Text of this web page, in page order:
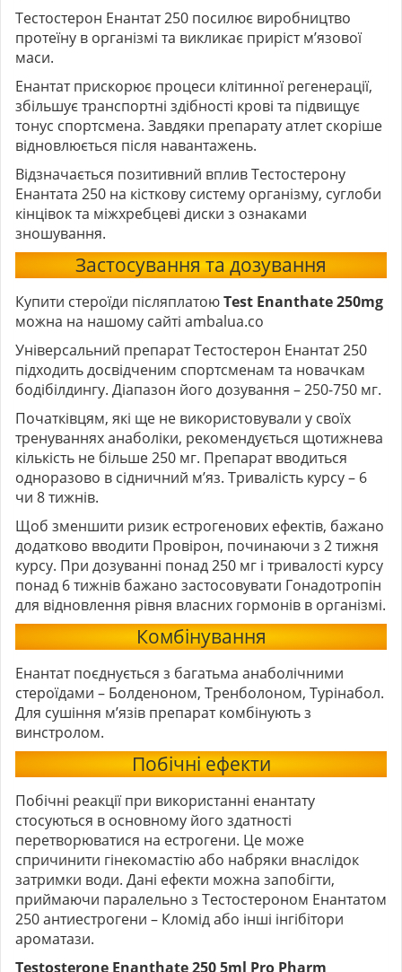
Тестостерон Енантат 250 посилює виробництво
протеїну в організмі та викликає приріст м’язової
маси.
Енантат прискорює процеси клітинної регенерації,
збільшує транспортні здібності крові та підвищує
тонус спортсмена. Завдяки препарату атлет скоріше
відновлюється після навантажень.
Відзначається позитивний вплив Тестостерону
Енантата 250 на кісткову систему організму, суглоби
кінцівок та міжхребцеві диски з ознаками
зношування.
Застосування та дозування
Купити стероїди післяплатоюTest Enanthate 250mg
можна на нашому сайті ambalua.co
Універсальний препарат Тестостерон Енантат 250
підходить досвідченим спортсменам та новачкам
бодібілдингу. Діапазон його дозування – 250-750 мг.
Початківцям, які ще не використовували у своїх
тренуваннях анаболіки, рекомендується щотижнева
кількість не більше 250 мг. Препарат вводиться
одноразово в сідничний м’яз. Тривалість курсу – 6
чи 8 тижнів.
Щоб зменшити ризик естрогенових ефектів, бажано
додатково вводити Провірон, починаючи з 2 тижня
курсу. При дозуванні понад 250 мг і тривалості курсу
понад 6 тижнів бажано застосовувати Гонадотропін
для відновлення рівня власних гормонів в організмі.
Комбінування
Енантат поєднується з багатьма анаболічними
стероїдами – Болденоном, Тренболоном, Турінабол.
Для сушіння м’язів препарат комбінують з
винстролом.
Побічні ефекти
Побічні реакції при використанні енантату
стосуються в основному його здатності
перетворюватися на естрогени. Це може
спричинити гінекомастію або набряки внаслідок
затримки води. Дані ефекти можна запобігти,
приймаючи паралельно з Тестостероном Енантатом
250 антиестрогени – Кломідабо інші інгібітори
ароматази.
Testosterone Enanthate 250 5ml Pro Pharm